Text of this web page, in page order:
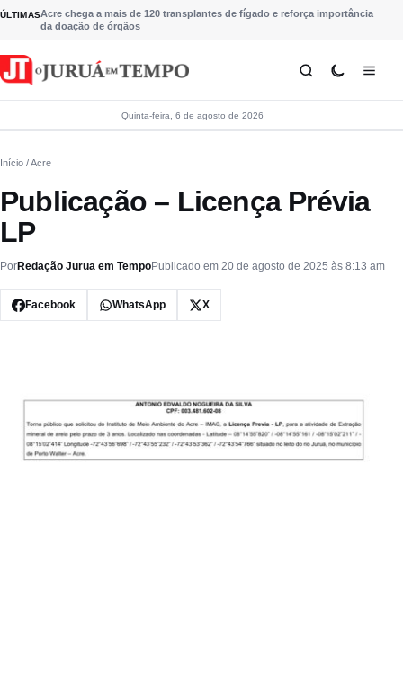
Pular para o conteúdo
ÚLTIMASAcre chega a mais de 120 transplantes de fígado e reforça importância
da doação de órgãos
Quinta-feira, 6 de agosto de 2026
Início / Acre
Publicação – Licença Prévia
LP
PorRedação Jurua em TempoPublicado em 20 de agosto de 2025 às 8:13 am
Facebook WhatsApp X